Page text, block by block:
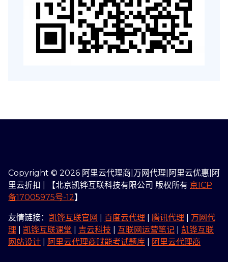
Copyright © 2026 阿里云代理商|万网代理|阿里云优惠|阿
里云折扣 | 【北京凯铧互联科技有限公司 版权所有 京ICP
备17005975号-12】
友情链接： 凯铧互联官网 百度云代理 腾讯代理
万网代
理
凯铧互联课堂 吉云科技 互联网运营笔记
凯铧互联
网站设计
阿里云代理商赋能考试题库 阿里云代理商